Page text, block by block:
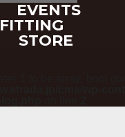
EVENTS
FITTING
STORE